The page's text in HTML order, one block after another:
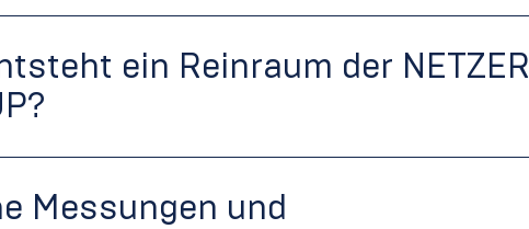
ein Reinraum der NETZER
Messungen und